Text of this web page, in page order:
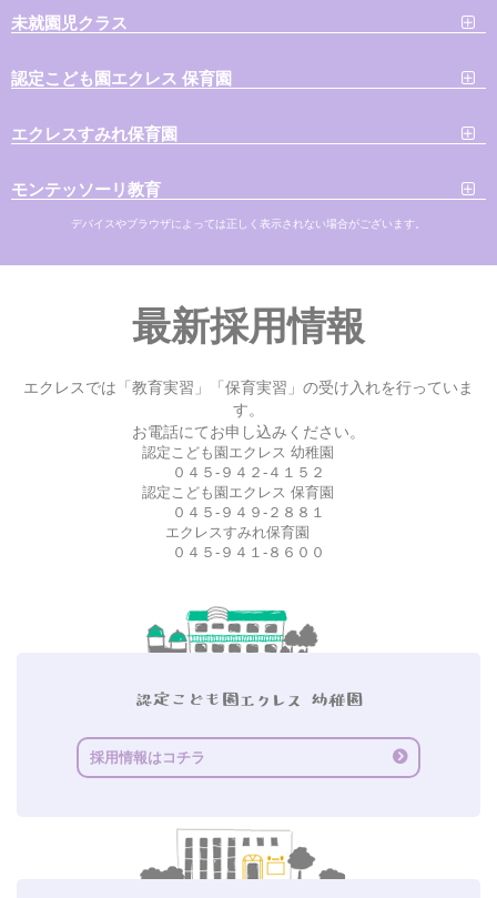
未就園児クラス
認定こども園エクレス 保育園
エクレスすみれ保育園
モンテッソーリ教育
デバイスやブラウザによっては正しく表示されない場合がございます。
最新採用情報
エクレスでは「教育実習」「保育実習」の受け入れを行っていま
す。
お電話にてお申し込みください。
認定こども園エクレス 幼稚園
０４５-９４２-４１５２
認定こども園エクレス 保育園
０４５-９４９-２８８１
エクレスすみれ保育園
０４５-９４１-８６００
採用情報はコチラ